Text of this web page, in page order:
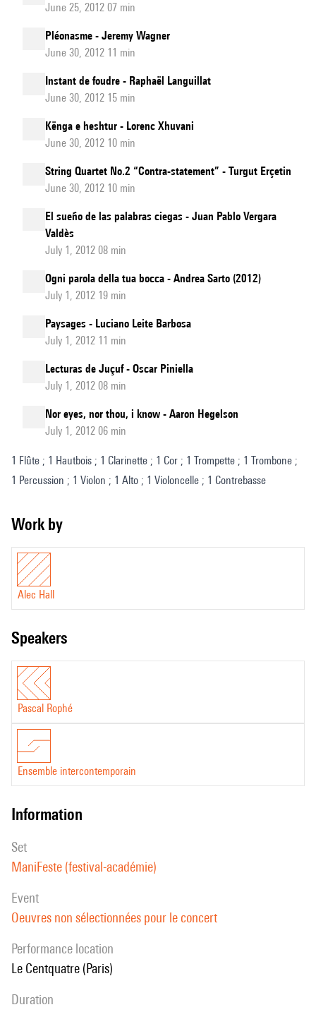
June 25, 2012 07 min
Pléonasme - Jeremy Wagner
June 30, 2012 11 min
Instant de foudre - Raphaël Languillat
June 30, 2012 15 min
Kënga e heshtur - Lorenc Xhuvani
June 30, 2012 10 min
String Quartet No.2 “Contra-statement” - Turgut Erçetin
June 30, 2012 10 min
El sueño de las palabras ciegas - Juan Pablo Vergara
Valdès
July 1, 2012 08 min
Ogni parola della tua bocca - Andrea Sarto (2012)
July 1, 2012 19 min
Paysages - Luciano Leite Barbosa
July 1, 2012 11 min
Lecturas de Juçuf - Oscar Piniella
July 1, 2012 08 min
Nor eyes, nor thou, i know - Aaron Hegelson
July 1, 2012 06 min
1 Flûte ; 1 Hautbois ; 1 Clarinette ; 1 Cor ; 1 Trompette ; 1 Trombone ;
1 Percussion ; 1 Violon ; 1 Alto ; 1 Violoncelle ; 1 Contrebasse
Work by
Alec Hall
speakers
Pascal Rophé
Ensemble intercontemporain
information
set
ManiFeste (festival-académie)
event
Oeuvres non sélectionnées pour le concert
performance location
Le Centquatre (Paris)
duration